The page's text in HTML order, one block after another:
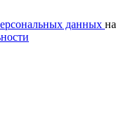
данных на